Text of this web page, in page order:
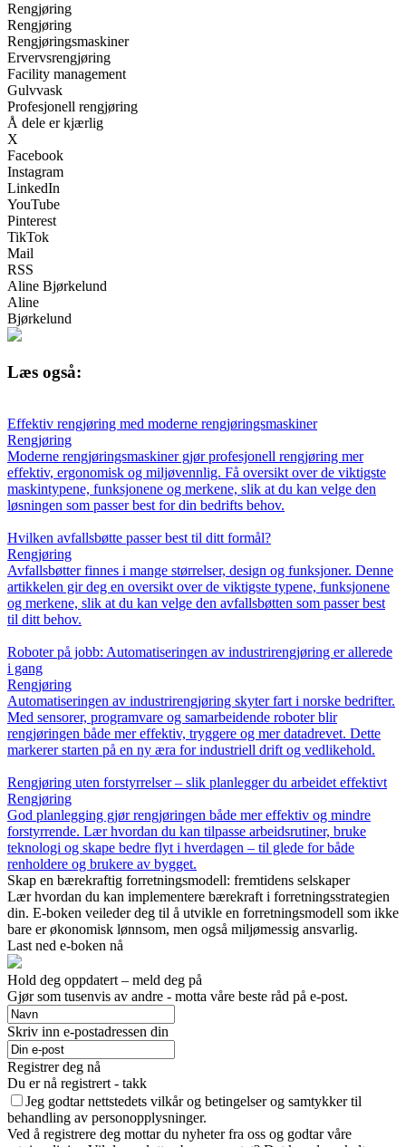
Rengjøring
Rengjøring
Rengjøringsmaskiner
Ervervsrengjøring
Facility management
Gulvvask
Profesjonell rengjøring
Å dele er kjærlig
X
Facebook
Instagram
LinkedIn
YouTube
Pinterest
TikTok
Mail
RSS
Aline Bjørkelund
Aline
Bjørkelund
Læs også:
Effektiv rengjøring med moderne rengjøringsmaskiner
Rengjøring
Moderne rengjøringsmaskiner gjør profesjonell rengjøring mer
effektiv, ergonomisk og miljøvennlig. Få oversikt over de viktigste
maskintypene, funksjonene og merkene, slik at du kan velge den
løsningen som passer best for din bedrifts behov.
Hvilken avfallsbøtte passer best til ditt formål?
Rengjøring
Avfallsbøtter finnes i mange størrelser, design og funksjoner. Denne
artikkelen gir deg en oversikt over de viktigste typene, funksjonene
og merkene, slik at du kan velge den avfallsbøtten som passer best
til ditt behov.
Roboter på jobb: Automatiseringen av industrirengjøring er allerede
i gang
Rengjøring
Automatiseringen av industrirengjøring skyter fart i norske bedrifter.
Med sensorer, programvare og samarbeidende roboter blir
rengjøringen både mer effektiv, tryggere og mer datadrevet. Dette
markerer starten på en ny æra for industriell drift og vedlikehold.
Rengjøring uten forstyrrelser – slik planlegger du arbeidet effektivt
Rengjøring
God planlegging gjør rengjøringen både mer effektiv og mindre
forstyrrende. Lær hvordan du kan tilpasse arbeidsrutiner, bruke
teknologi og skape bedre flyt i hverdagen – til glede for både
renholdere og brukere av bygget.
Skap en bærekraftig forretningsmodell: fremtidens selskaper
Lær hvordan du kan implementere bærekraft i forretningsstrategien
din. E-boken veileder deg til å utvikle en forretningsmodell som ikke
bare er økonomisk lønnsom, men også miljømessig ansvarlig.
Last ned e-boken nå
Hold deg oppdatert – meld deg på
Gjør som tusenvis av andre - motta våre beste råd på e-post.
Skriv inn e-postadressen din
Registrer deg nå
Du er nå registrert - takk
Jeg godtar nettstedets vilkår og betingelser og samtykker til
behandling av personopplysninger.
Ved å registrere deg mottar du nyheter fra oss og godtar våre